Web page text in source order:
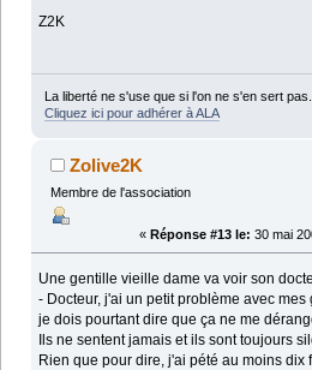
Z2K
La liberté ne s'use que si l'on ne s'en sert pas.
Cliquez ici pour adhérer à ALA
Zolive2K
Membre de l'association
« Réponse #13 le: 30 mai
Une gentille vieille dame va voir son
- Docteur, j'ai un petit problème avec mes
je dois pourtant dire que ça ne me
Ils ne sentent jamais et ils sont toujours
Rien que pour dire, j'ai pété au moins dix